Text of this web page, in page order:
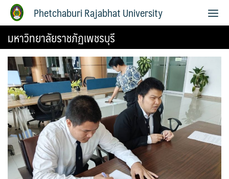
Phetchaburi Rajabhat University
มหาวิทยาลัยราชภัฏเพชรบุรี